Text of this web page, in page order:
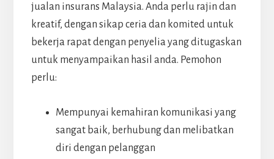
jualan insurans Malaysia. Anda perlu rajin dan
kreatif, dengan sikap ceria dan komited untuk
bekerja rapat dengan penyelia yang ditugaskan
untuk menyampaikan hasil anda. Pemohon
perlu:
Mempunyai kemahiran komunikasi yang
sangat baik, berhubung dan melibatkan
diri dengan pelanggan